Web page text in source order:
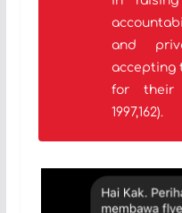
and
accepting
for their
1997,162).